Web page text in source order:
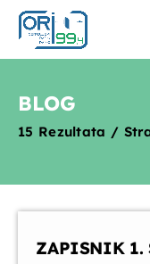
NASLOVNICA
PROGRAM
BLOG
15 Rezultata /
ZAPISNIK 1.